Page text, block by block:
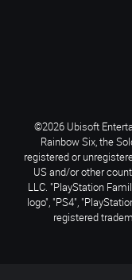
©2026 Ubisoft
Rainbow Six, the
registered or
US and/or other
LLC. "PlayStation
logo", "PS4",
registered